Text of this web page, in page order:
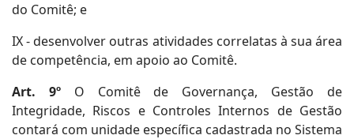
do Comitê; e
IX - desenvolver outras atividades correlatas à sua área
de competência, em apoio ao Comitê.
Art. 9º O Comitê de Governança, Gestão de
Integridade, Riscos e Controles Internos de Gestão
contará com unidade específica cadastrada no Sistema